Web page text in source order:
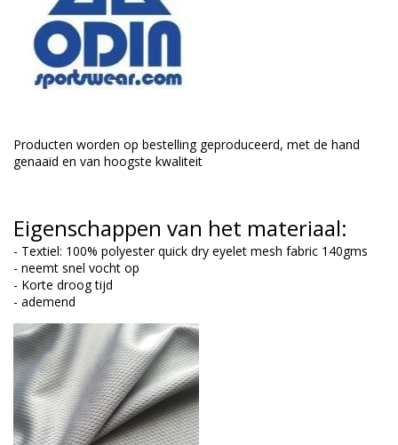
Producten worden op bestelling geproduceerd, met de hand
genaaid en van hoogste kwaliteit
Eigenschappen van het materiaal:
- Textiel: 100% polyester quick dry eyelet mesh fabric 140gms
- neemt snel vocht op
- Korte droog tijd
- ademend